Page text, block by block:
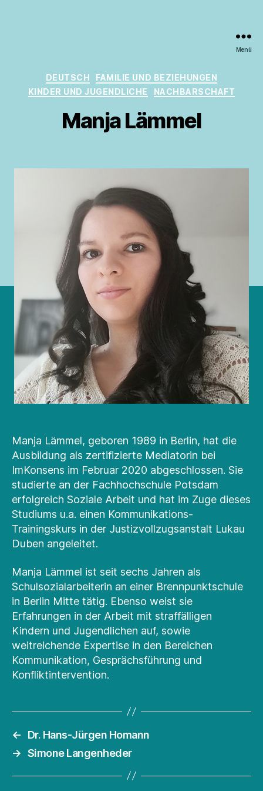
Berlin
Menü
Kategorien
DEUTSCH
FAMILIE UND BEZIEHUNGEN
KINDER UND JUGENDLICHE
NACHBARSCHAFT
Manja Lämmel
Manja Lämmel, geboren 1989 in Berlin, hat die
Ausbildung als zertifizierte Mediatorin bei
ImKonsens im Februar 2020 abgeschlossen. Sie
studierte an der Fachhochschule Potsdam
erfolgreich Soziale Arbeit und hat im Zuge dieses
Studiums u.a. einen Kommunikations-
Trainingskurs in der Justizvollzugsanstalt Lukau
Duben angeleitet.
Manja Lämmel ist seit sechs Jahren als
Schulsozialarbeiterin an einer Brennpunktschule
in Berlin Mitte tätig. Ebenso weist sie
Erfahrungen in der Arbeit mit straffälligen
Kindern und Jugendlichen auf, sowie
weitreichende Expertise in den Bereichen
Kommunikation, Gesprächsführung und
Konfliktintervention.
←
Dr. Hans-Jürgen Homann
→ Simone Langenheder